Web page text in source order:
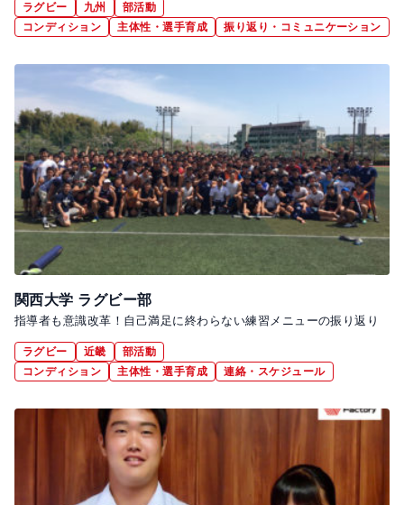
ラグビー 九州
部活動
コンディション
主体性・選手育成 振り返り・コミュニケーション
関西大学 ラグビー部
指導者も意識改革！自己満足に終わらない練習メニューの振り返り
ラグビー 近畿
部活動
コンディション
主体性・選手育成 連絡・スケジュール